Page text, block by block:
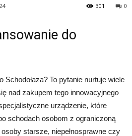
0
301
do
Schodołaza? To pytanie nurtuje wiele
nad zakupem tego innowacyjnego
urządzenie, które
schodach osobom z ograniczoną
starsze, niepełnosprawne czy